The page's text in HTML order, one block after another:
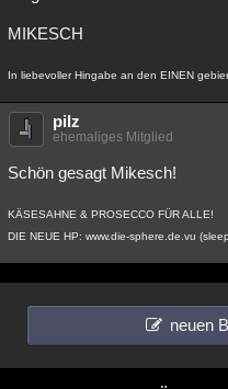
MIKESCH
In liebevoller Hingabe an den EINEN
pilz
ehemaliges Mitglied
Schön gesagt Mikesch!
KÄSESAHNE & PROSECCO FÜR ALLE!
DIE NEUE HP: www.die-sphere.de.vu
neuen